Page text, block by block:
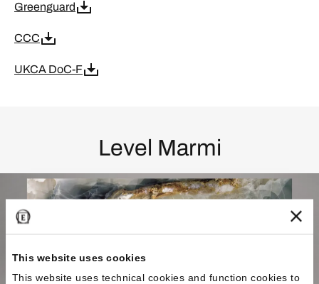
This website uses cookies
This website uses technical cookies and function cookies to
Greenguard
CCC
UKCA DoC-F
Level Marmi